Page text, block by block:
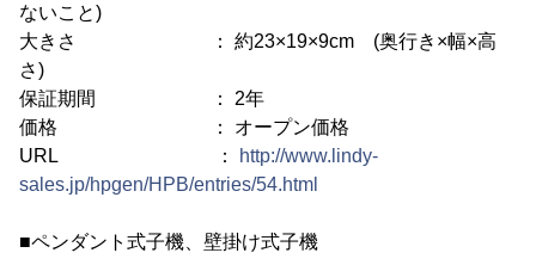
ないこと)
大きさ ： 約23×19×9cm (奥行き×幅×高
さ)
保証期間 ： 2年
価格 ： オープン価格
URL ：
http://www.lindy-
sales.jp/hpgen/HPB/entries/54.html
■ペンダント式子機、壁掛け式子機